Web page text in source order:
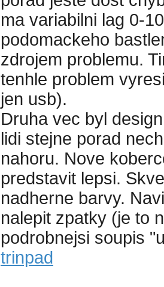
ma variabilni lag 0-
podomackeho
zdrojem problemu.
tenhle problem
jen usb).
Druha vec byl
lidi stejne porad
nahoru. Nove
predstavit lepsi.
nadherne barvy.
nalepit zpatky (je to
podrobnejsi soupis
trinpad